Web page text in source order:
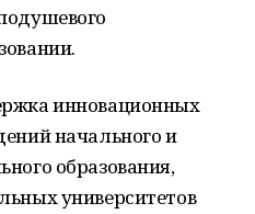
инновационных
начального и
образования,
университетов